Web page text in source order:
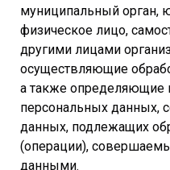
муниципальный орган,
физическое лицо,
другими лицами
осуществляющие
а также определяющие
персональных данных,
данных, подлежащих
(операции),
данными.